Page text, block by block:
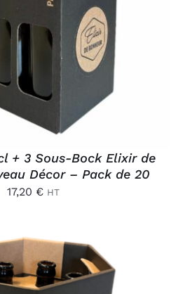
AU PANIER
/
+ 3 Sous-Bock Elixir de
Décor – Pack de 20
17,20 € HT